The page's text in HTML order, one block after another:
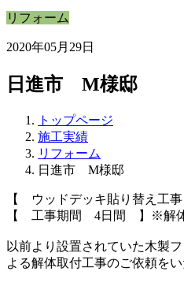
リフォーム
2020年05月29日
日進市 M様邸
トップページ
施工実績
リフォーム
日進市 M様邸
【 ウッドデッキ貼り替え工
【 工事期間 4日間 】※解
以前より設置されていた木製
よる解体取付工事のご依頼をい